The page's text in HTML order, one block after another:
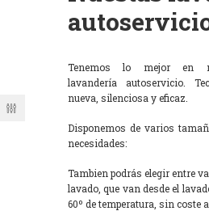
Tenemos lo mejor en
lavandería autoservicio.
nueva, silenciosa y eficaz.
Disponemos de varios
necesidades:
Tambien podrás elegir entre
lavado, que van desde el
60º de temperatura, sin coste